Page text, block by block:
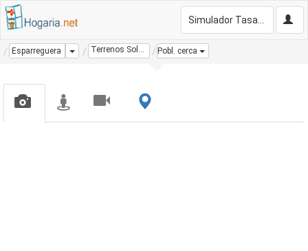
Esparreguera Dropdown Terrenos Solares Pobl. cerca